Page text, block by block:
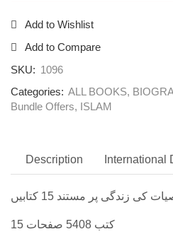
Add to Wishlist
Add to Compare
SKU: 1096
Categories: ALL BOOKS,
Bundle Offers, ISLAM
Description International
زندگی پر مستند 15 کتابیں
15 کتب 5408 صفحات